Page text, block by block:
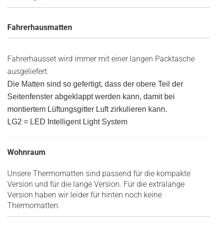
Fahrerhausmatten
Fahrerhausset wird immer mit einer langen Packtasche
ausgeliefert.
Die Matten sind so gefertigt, dass der obere Teil der
Seitenfenster abgeklappt werden kann, damit bei
montiertem Lüftungsgitter Luft zirkulieren kann.
LG2 = LED Intelligent Light System
Wohnraum
Unsere Thermomatten sind passend für die kompakte
Version und für die lange Version. Für die extralange
Version haben wir leider für hinten noch keine
Thermomatten.